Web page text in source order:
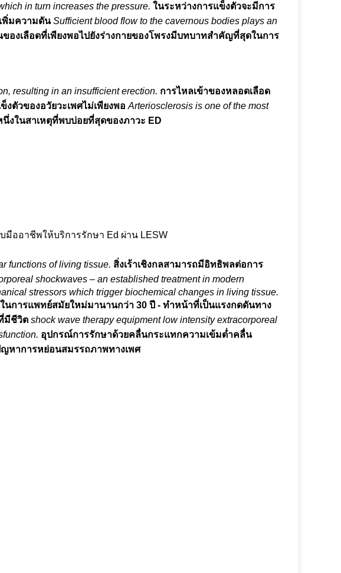
in turn increases the pressure. ในระหว่างการแข็งตัวจะมีการ
พิ่มความดัน Sufficient blood flow to the cavernous bodies plays an
ของเลือดที่เพียงพอไปยังร่างกายของโพรงมีบทบาทสำคัญที่สุดในการ
resulting in an insufficient erection. การไหลเข้าของหลอดเลือด
ตัวของอวัยวะเพศไม่เพียงพอ Arteriosclerosis is one of the most
งในสาเหตุที่พบบ่อยที่สุดของภาวะ ED
ออาชีพให้บริการรักษา Ed ผ่าน LESW
functions of living tissue. สิ่งเร้าเชิงกลสามารถมีอิทธิพลต่อการ
shockwaves – an established treatment in modern
stressors which trigger biochemical changes in living tissue.
นการแพทย์สมัยใหม่มานานกว่า 30 ปี - ทำหน้าที่เป็นแรงกดดันทาง
มีชีวิต shock wave therapy equipment low intensity extracorporeal
อุปกรณ์การรักษาด้วยคลื่นกระแทกความเข้มต่ำคลื่น
หาการหย่อนสมรรถภาพทางเพศ